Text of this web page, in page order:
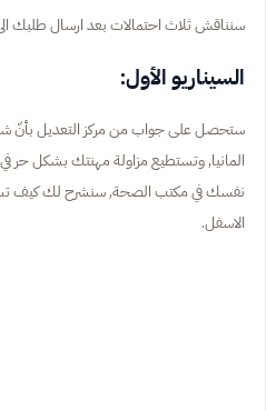
سنناقش ثلاث احتمالات بعد ارسال طلبك
السيناريو الأول:
ستحصل على جواب من مركز التعديل بأنّ
المانيا, وتستطيع مزاولة مهنتك بشكل حر في
نفسك في مكتب الصحة, سنشرح لك كيف
الاسفل.